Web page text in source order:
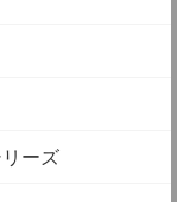
ーズ